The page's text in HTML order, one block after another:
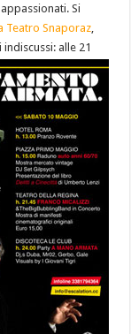
Si
Teatro Snaporaz,
indiscussi: alle 21